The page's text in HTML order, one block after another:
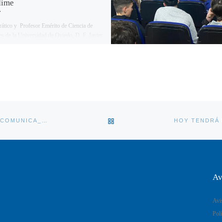
y Profesor Emérito de Ciencia de
VOLVER A LA LISTA DE